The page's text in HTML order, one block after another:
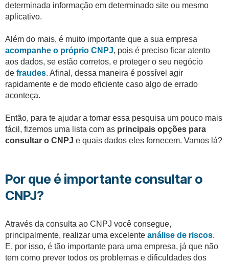
determinada informação em determinado site ou mesmo
aplicativo.
Além do mais, é muito importante que a sua empresa
acompanhe o próprio CNPJ, pois é preciso ficar atento
aos dados, se estão corretos, e proteger o seu negócio
de fraudes. Afinal, dessa maneira é possível agir
rapidamente e de modo eficiente caso algo de errado
aconteça.
Então, para te ajudar a tornar essa pesquisa um pouco mais
fácil, fizemos uma lista com as principais opções para
consultar o CNPJ e quais dados eles fornecem. Vamos lá?
Por que é importante consultar o
CNPJ?
Através da consulta ao CNPJ você consegue,
principalmente, realizar uma excelente análise de riscos.
E, por isso, é tão importante para uma empresa, já que não
tem como prever todos os problemas e dificuldades dos